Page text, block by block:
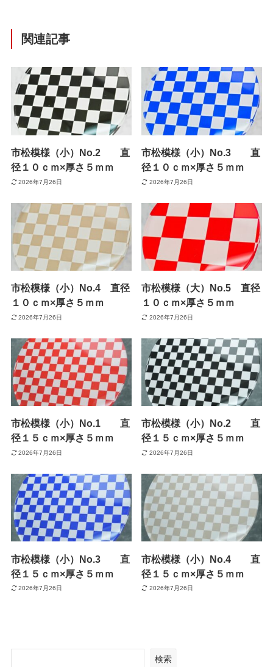
関連記事
市松模様（小）No.2 直
径１０ｃｍ×厚さ５ｍｍ
2026年7月26日
市松模様（小）No.3 直
径１０ｃｍ×厚さ５ｍｍ
2026年7月26日
市松模様（小）No.4 直径
１０ｃｍ×厚さ５ｍｍ
2026年7月26日
市松模様（大）No.5 直径
１０ｃｍ×厚さ５ｍｍ
2026年7月26日
市松模様（小）No.1 直
径１５ｃｍ×厚さ５ｍｍ
2026年7月26日
市松模様（小）No.2 直
径１５ｃｍ×厚さ５ｍｍ
2026年7月26日
市松模様（小）No.3 直
径１５ｃｍ×厚さ５ｍｍ
2026年7月26日
市松模様（小）No.4 直
径１５ｃｍ×厚さ５ｍｍ
2026年7月26日
検索